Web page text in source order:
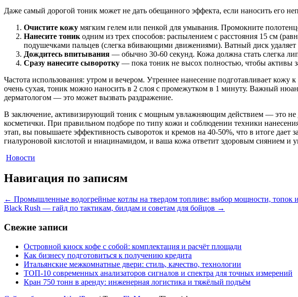
Даже самый дорогой тоник может не дать обещанного эффекта, если наносить его
Очистите кожу мягким гелем или пенкой для умывания. Промокните
Нанесите тоник одним из трех способов: распылением с расстояния 15 см
подушечками пальцев (слегка вбивающими движениями). Ватный диск удаляет
Дождитесь впитывания — обычно 30-60 секунд. Кожа должна стать слегка
Сразу нанесите сыворотку — пока тоник не высох полностью, чтобы активы
Частота использования: утром и вечером. Утреннее нанесение подготавливает
очень сухая, тоник можно наносить в 2 слоя с промежутком в 1 минуту. Важный
дерматологом — это может вызвать раздражение.
В заключение, активизирующий тоник с мощным увлажняющим действием — это не
косметички. При правильном подборе по типу кожи и соблюдении техники
этап, вы повышаете эффективность сывороток и кремов на 40-50%, что в итоге дает
гиалуроновой кислотой и ниацинамидом, и ваша кожа ответит здоровым сиянием и
Новости
Навигация по записям
← Промышленные водогрейные котлы на твердом топливе: выбор мощности, топок
Black Rush — гайд по тактикам, билдам и советам для бойцов →
Свежие записи
Островной киоск кофе с собой: комплектация и расчёт площади
Как бизнесу подготовиться к получению кредита
Итальянские межкомнатные двери: стиль, качество, технологии
ТОП-10 современных анализаторов сигналов и спектра для точных измерений
Кран 750 тонн в аренду: инженерная логистика и тяжёлый подъём